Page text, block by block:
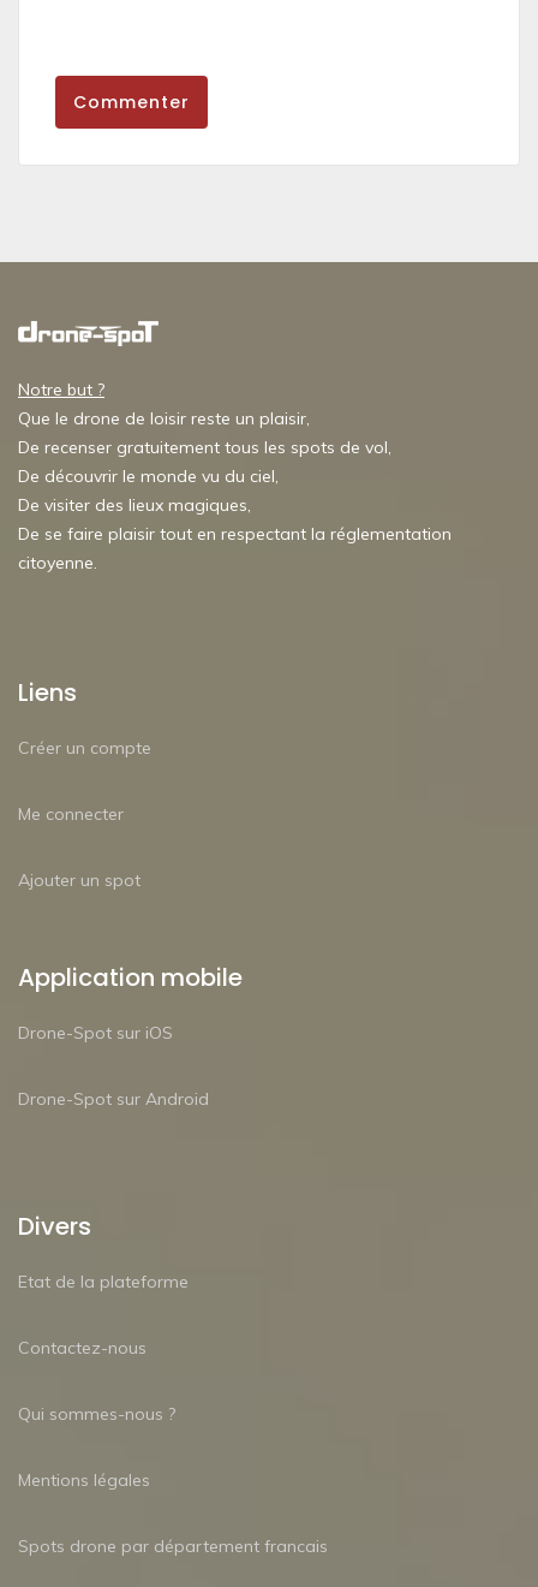
Commenter
Notre but ?
Que le drone de loisir reste un plaisir,
De recenser gratuitement tous les spots de vol,
De découvrir le monde vu du ciel,
De visiter des lieux magiques,
De se faire plaisir tout en respectant la réglementation
citoyenne.
Liens
Créer un compte
Me connecter
Ajouter un spot
Application mobile
Drone-Spot sur iOS
Drone-Spot sur Android
Divers
Etat de la plateforme
Contactez-nous
Qui sommes-nous ?
Mentions légales
Spots drone par département francais